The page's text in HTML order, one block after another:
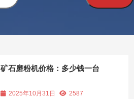
矿石磨粉机价格：多少钱一台
2025年10月31日 2587